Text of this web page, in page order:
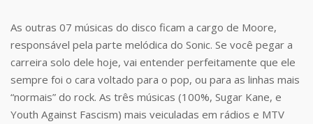
As outras 07 músicas do disco ficam a cargo de Moore,
responsável pela parte melódica do Sonic. Se você pegar a
carreira solo dele hoje, vai entender perfeitamente que ele
sempre foi o cara voltado para o pop, ou para as linhas mais
“normais” do rock. As três músicas (100%, Sugar Kane, e
Youth Against Fascism) mais veiculadas em rádios e MTV